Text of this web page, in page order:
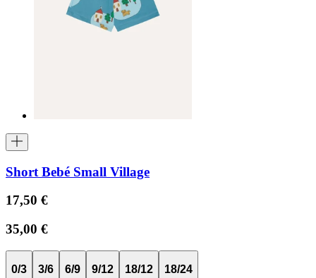
Short Bebé Small Village
17,50 €
35,00 €
0/3 3/6 6/9 9/12 18/12 18/24